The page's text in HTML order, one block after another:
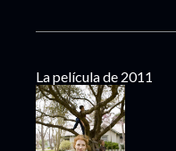
La película de 2011